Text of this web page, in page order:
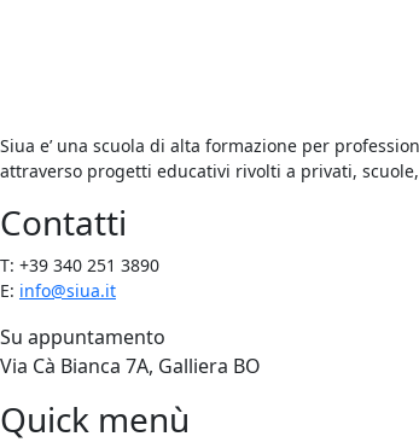
Siua e’ una scuola di alta formazione per
attraverso progetti educativi rivolti a privati,
Contatti
T: +39 340 251 3890
E: info@siua.it
Su appuntamento
Via Cà Bianca 7A, Galliera BO
Quick menù